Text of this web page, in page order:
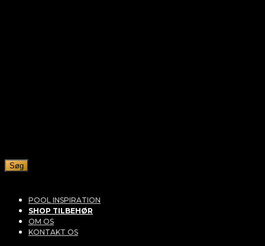
Søg
POOL INSPIRATION
SHOP TILBEHØR
OM OS
KONTAKT OS